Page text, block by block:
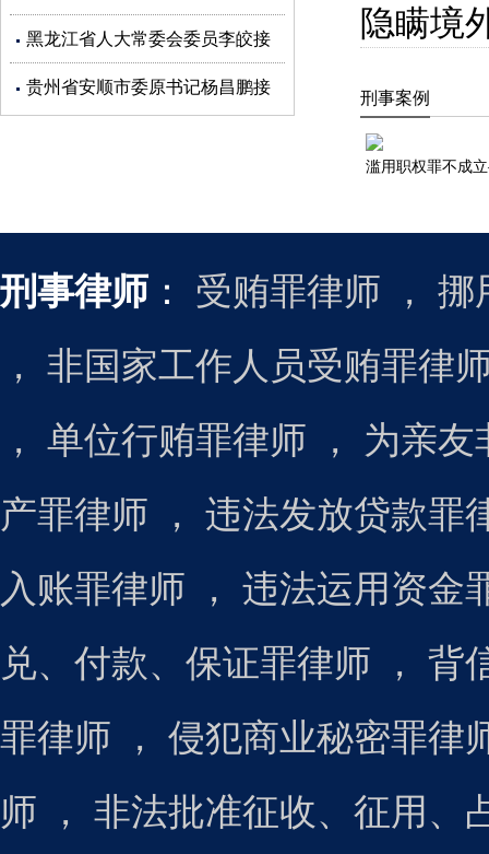
受审查调查
黑龙江省人大常委会委员李皎接
受审查调查
贵州省安顺市委原书记杨昌鹏接
隐瞒境
刑事案例
刑事律师 ： 受贿罪律师 ，
挪
，
非国家工作人员受贿罪律
，
单位行贿罪律师 ，
为亲友
产罪律师
，
违法发放贷款罪
入账罪律师
，
违法运用资金
兑、付款、保证罪律师
，
背
罪律师
，
侵犯商业秘密罪律
师
，
非法批准征收、征用、